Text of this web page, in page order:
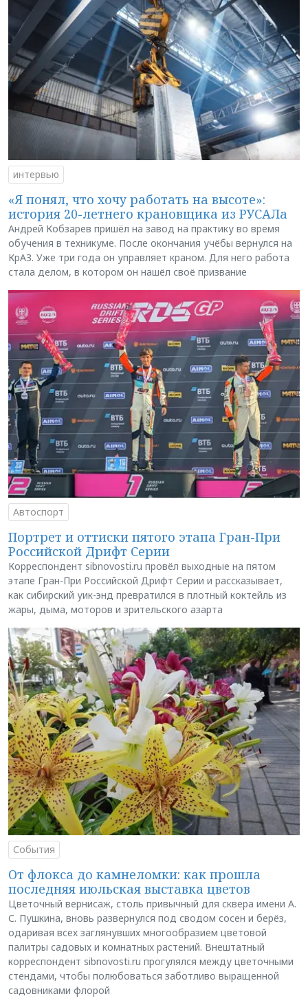
интервью
«Я понял, что хочу работать на высоте»:
история 20-летнего крановщика из РУСАЛа
Андрей Кобзарев пришёл на завод на практику во время
обучения в техникуме. После окончания учёбы вернулся на
КрАЗ. Уже три года он управляет краном. Для него работа
стала делом, в котором он нашёл своё призвание
Автоспорт
Портрет и оттиски пятого этапа Гран-При
Российской Дрифт Серии
Корреспондент sibnovosti.ru провёл выходные на пятом
этапе Гран-При Российской Дрифт Серии и рассказывает,
как сибирский уик-энд превратился в плотный коктейль из
жары, дыма, моторов и зрительского азарта
События
От флокса до камнеломки: как прошла
последняя июльская выставка цветов
Цветочный вернисаж, столь привычный для сквера имени А.
С. Пушкина, вновь развернулся под сводом сосен и берёз,
одаривая всех заглянувших многообразием цветовой
палитры садовых и комнатных растений. Внештатный
корреспондент sibnovosti.ru прогулялся между цветочными
стендами, чтобы полюбоваться заботливо выращенной
садовниками флорой